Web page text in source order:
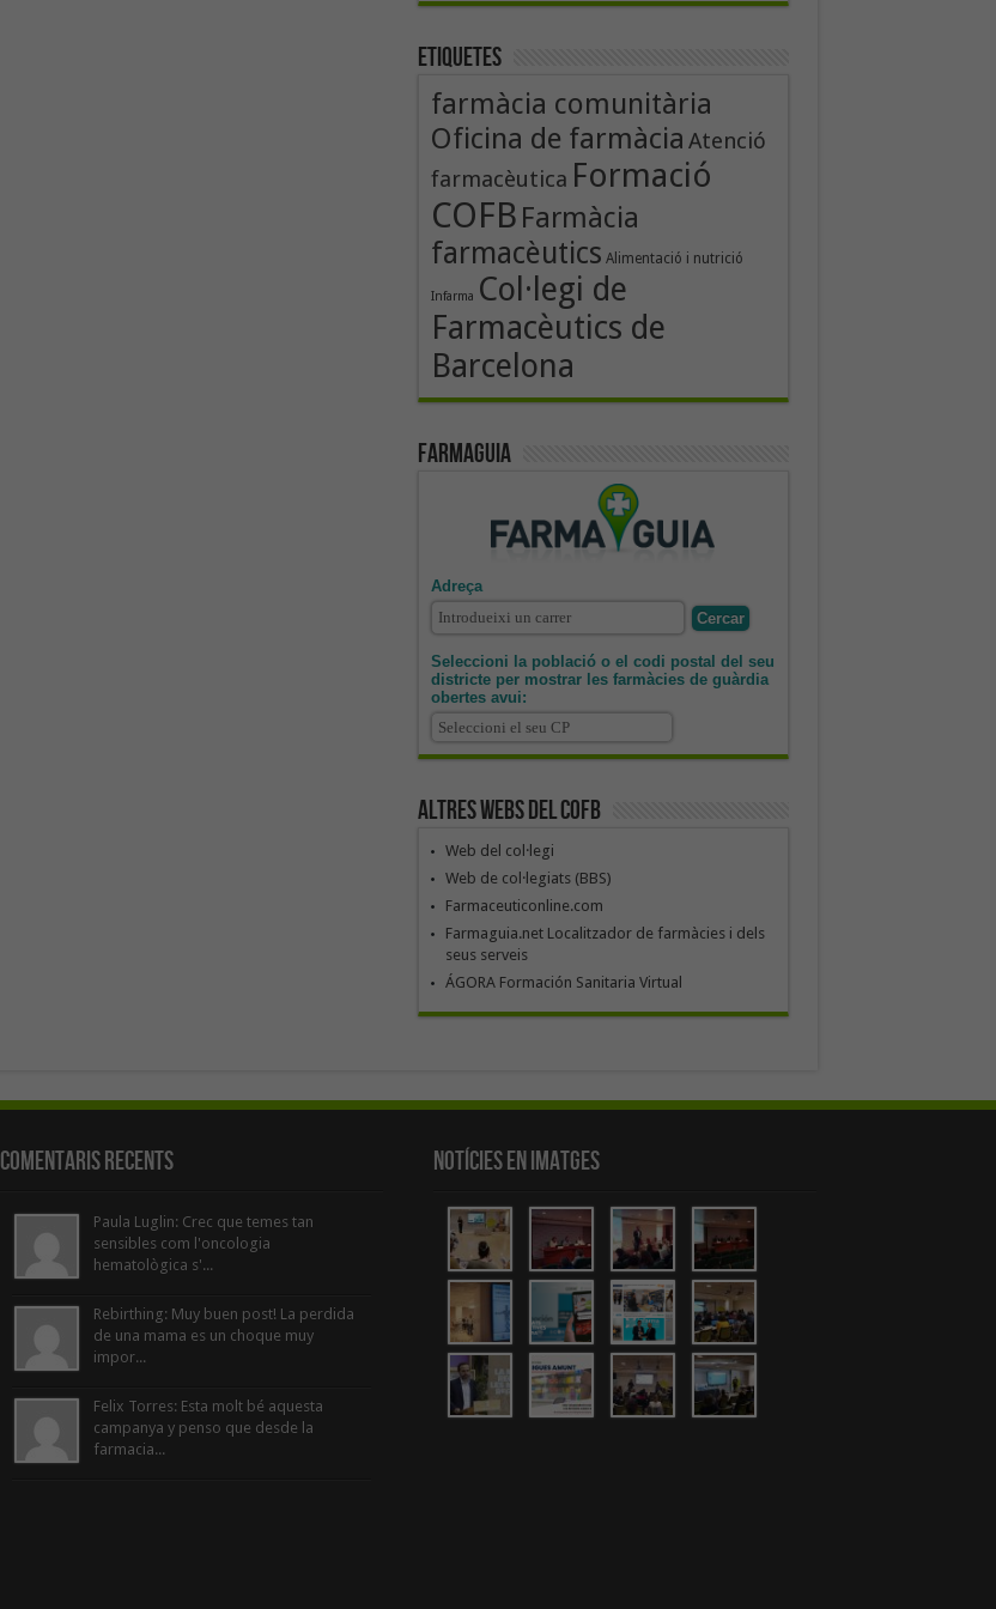
Etiquetes
farmàcia comunitària
Oficina de farmàcia Atenció
farmacèutica Formació
COFB Farmàcia
farmacèutics Alimentació i nutrició
Infarma Col·legi de
Farmacèutics de
Barcelona
Farmaguia
Adreça
Seleccioni la població o el codi postal del seu
districte per mostrar les farmàcies de guàrdia
obertes avui:
Altres webs del COFB
Web del col·legi
Web de col·legiats (BBS)
Farmaceuticonline.com
Farmaguia.net Localitzador de farmàcies i dels
seus serveis
ÁGORA Formación Sanitaria Virtual
Comentaris Recents
Paula Luglin: Crec que temes tan
sensibles com l'oncologia
hematològica s'...
Rebirthing: Muy buen post! La perdida
de una mama es un choque muy
impor...
Felix Torres: Esta molt bé aquesta
campanya y penso que desde la
farmacia...
Notícies en Imatges